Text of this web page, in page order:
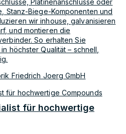
Platinenanschlüsse oder
Stanz-Biege-Komponenten und
wir inhouse, galvanisieren
und montieren die
So erhalten Sie
höchster Qualität – schnell,
Friedrich Joerg GmbH
für hochwertige